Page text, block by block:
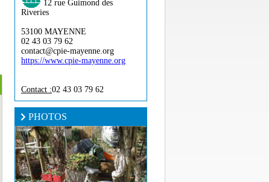
12 rue Guimond des
Riveries
53100 MAYENNE
02 43 03 79 62
contact@cpie-mayenne.org
https://www.cpie-mayenne.org
Contact :02 43 03 79 62
PHOTOS